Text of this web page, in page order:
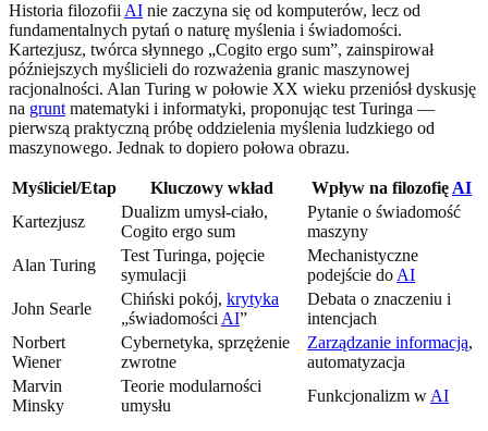
Historia filozofii AI nie zaczyna się od komputerów, lecz od
fundamentalnych pytań o naturę myślenia i świadomości.
Kartezjusz, twórca słynnego „Cogito ergo sum”, zainspirował
późniejszych myślicieli do rozważenia granic maszynowej
racjonalności. Alan Turing w połowie XX wieku przeniósł dyskusję
na grunt matematyki i informatyki, proponując test Turinga —
pierwszą praktyczną próbę oddzielenia myślenia ludzkiego od
maszynowego. Jednak to dopiero połowa obrazu.
Myśliciel/Etap Kluczowy wkład Wpływ na filozofię AI
Kartezjusz
Dualizm umysł-ciało,
Cogito ergo sum
Pytanie o świadomość
maszyny
Alan Turing
Test Turinga, pojęcie
symulacji
Mechanistyczne
podejście do AI
John Searle
Chiński pokój, krytyka
„świadomości AI”
Debata o znaczeniu i
intencjach
Norbert
Wiener
Cybernetyka, sprzężenie
zwrotne
Zarządzanie informacją,
automatyzacja
Marvin
Minsky
Teorie modularności
umysłu
Funkcjonalizm w AI